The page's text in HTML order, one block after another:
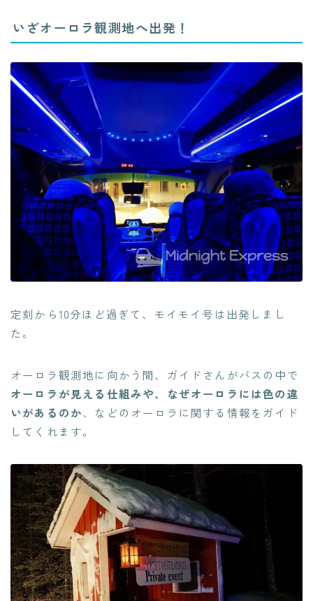
いざオーロラ観測地へ出発！
定刻から10分ほど過ぎて、モイモイ号は出発しまし
た。
オーロラ観測地に向かう間、ガイドさんがバスの中で
オーロラが見える仕組みや、なぜオーロラには色の違
いがあるのか、などのオーロラに関する情報をガイド
してくれます。